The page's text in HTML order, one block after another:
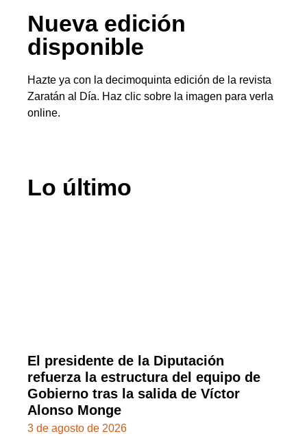
Nueva edición
disponible
Hazte ya con la decimoquinta edición de la revista
Zaratán al Día. Haz clic sobre la imagen para verla
online.
Lo último
El presidente de la Diputación
refuerza la estructura del equipo de
Gobierno tras la salida de Víctor
Alonso Monge
3 de agosto de 2026